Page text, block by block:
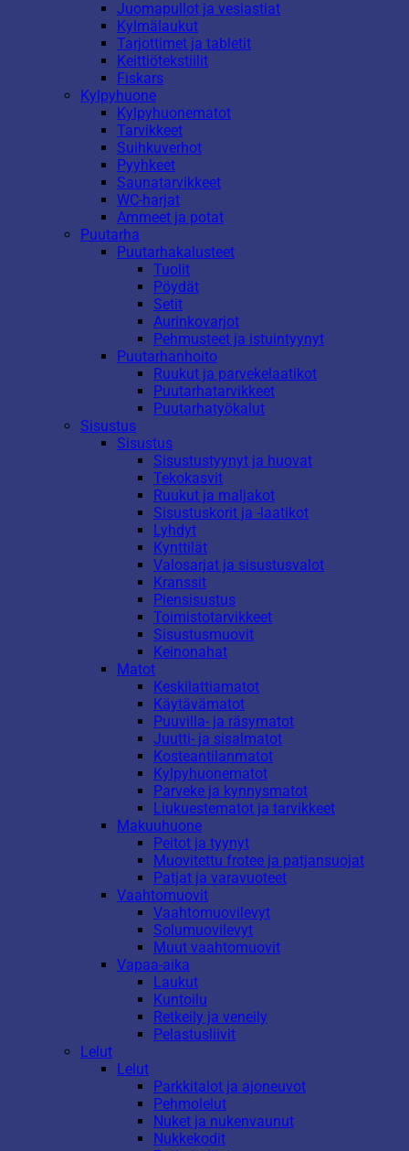
Juomapullot ja vesiastiat
Kylmälaukut
Tarjottimet ja tabletit
Keittiötekstiilit
Fiskars
Kylpyhuone
Kylpyhuonematot
Tarvikkeet
Suihkuverhot
Pyyhkeet
Saunatarvikkeet
WC-harjat
Ammeet ja potat
Puutarha
Puutarhakalusteet
Tuolit
Pöydät
Setit
Aurinkovarjot
Pehmusteet ja istuintyynyt
Puutarhanhoito
Ruukut ja parvekelaatikot
Puutarhatarvikkeet
Puutarhatyökalut
Sisustus
Sisustus
Sisustustyynyt ja huovat
Tekokasvit
Ruukut ja maljakot
Sisustuskorit ja -laatikot
Lyhdyt
Kynttilät
Valosarjat ja sisustusvalot
Kranssit
Piensisustus
Toimistotarvikkeet
Sisustusmuovit
Keinonahat
Matot
Keskilattiamatot
Käytävämatot
Puuvilla- ja räsymatot
Juutti- ja sisalmatot
Kosteantilanmatot
Kylpyhuonematot
Parveke ja kynnysmatot
Liukuestematot ja tarvikkeet
Makuuhuone
Peitot ja tyynyt
Muovitettu frotee ja patjansuojat
Patjat ja varavuoteet
Vaahtomuovit
Vaahtomuovilevyt
Solumuovilevyt
Muut vaahtomuovit
Vapaa-aika
Laukut
Kuntoilu
Retkeily ja veneily
Pelastusliivit
Lelut
Lelut
Parkkitalot ja ajoneuvot
Pehmolelut
Nuket ja nukenvaunut
Nukkekodit